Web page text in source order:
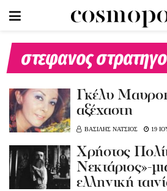
στεφανος
Γκέλυ
αξέχαστη
ΒΑΣΙΛΗΣ ΝΑΤΣΙΟΣ 19
Χρήστος
Νεκτάριος»-
ελληνική